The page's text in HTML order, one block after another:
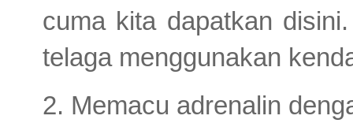
cuma kita dapatkan
telaga menggunakan
2. Memacu adrenalin